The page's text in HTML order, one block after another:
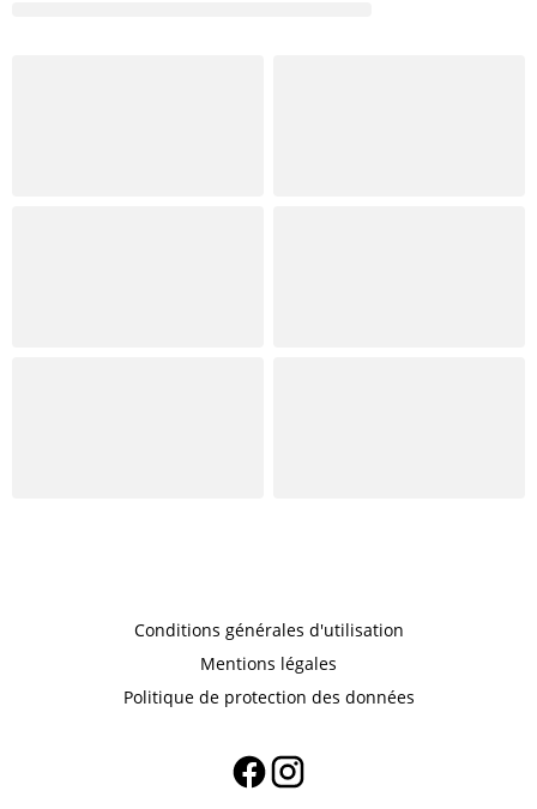
Conditions générales d'utilisation
Mentions légales
Politique de protection des données